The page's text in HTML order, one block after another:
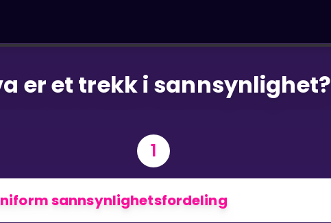
er et trekk i sannsynlighet?
1
sannsynlighetsfordeling